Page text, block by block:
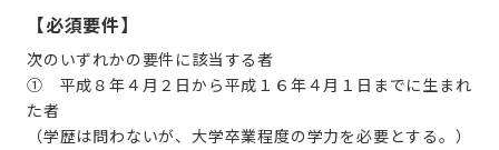
【必須要件】
次のいずれかの要件に該当する者
① 平成８年４月２日から平成１６年４月１日までに生まれ
た者
（学歴は問わないが、大学卒業程度の学力を必要とする。）